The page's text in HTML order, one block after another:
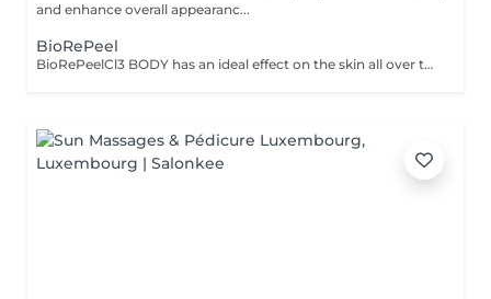
and enhance overall appearanc...
BioRePeel
BioRePeelCl3 BODY has an ideal effect on the skin all over the body, removing fine wrinkles, dead skin cells, acne and superficial scars. The peeling is only applied externally and does not require an injection. The BioRePeelCl3 BODY is packed with all the nutrients and care substances needed for extensive treatment of the skin on various parts of the body. Whether back, legs, buttocks, knees, elbows or feet, all parts of the body receive extensive regeneration and revitalization with this effective peeling product. After just 4 to 6 sessions, BioRePeel BODY improves the skin, leaving it nourished and youthful, so that it can shine with a new freshness. Why BioRePeelCl3 BODY is the perfect exfoliator BioRePeelCl3 BODY is a revitalizing peeling with a bio-stimulating effect that improves the appearance of the skin in several ways. This product from the manufacturer CMED Aesthetics combats acne as well as annoying blackheads and superficial scars, resulting in a well-groomed and sustainably healthy appearance of the skin. BioRePeel also protects the skin on various parts of the body from harmful environmental influences such as UV rays or the effects of skin ageing. In addition, this peeling has a moisturizing function, which makes the skin feel relaxed and gives it a lasting beautiful appearance. BioRePeelCl3 Body is the perfect product for extensive regeneration and revitalization of the skin. This is achieved with the help of various acids and other effective ingredients, such as trichloroacetic acid, tartaric acid or proline. By choosing this product, after just a few topical applications, you will achieve long-lasting revitalized and clarified skin that is not only free of any dryness, fine lines and other imperfections, but also feels fresh and youthful. The price of the session depends on treatment area and amount of peeling required and will be between EUR 110 - EUR 220 (excluding full body). Indicative amount of peeling: 6 ml for the back, 3 ml for the shoulders, 4 ml for the buttocks, 5 ml for the legs, 2 ml for the knees, 1 ml for the elbows, 2 ml for the hands and 3 ml for the feet.